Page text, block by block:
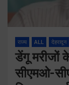
राज्य ALL देहरादून
डेंगू मरीजों
सीएमओ-